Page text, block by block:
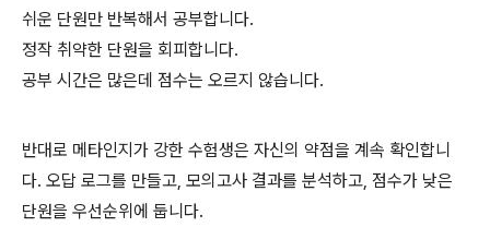
쉬운 단원만 반복해서 공부합니다.
정작 취약한 단원을 회피합니다.
공부 시간은 많은데 점수는 오르지 않습니다.
반대로 메타인지가 강한 수험생은 자신의 약점을 계속 확인합니
다. 오답 로그를 만들고, 모의고사 결과를 분석하고, 점수가 낮은
단원을 우선순위에 둡니다.